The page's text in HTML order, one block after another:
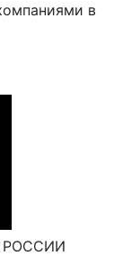
в
РОССИИ